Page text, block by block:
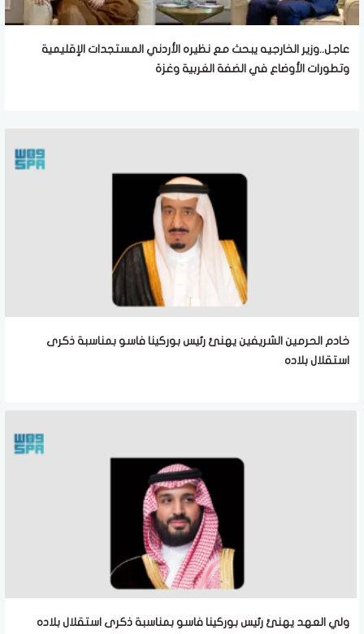
عاجل..وزير الخارجيه يبحث مع نظيره الأردني المستجدات الإقليمية
وتطورات الأوضاع في الضفة الغربية وغزة
خادم الحرمين الشريفين يهنئ رئيس بوركينا فاسو بمناسبة ذكرى
استقلال بلاده
ولي العهد يهنئ رئيس بوركينا فاسو بمناسبة ذكرى استقلال بلاده